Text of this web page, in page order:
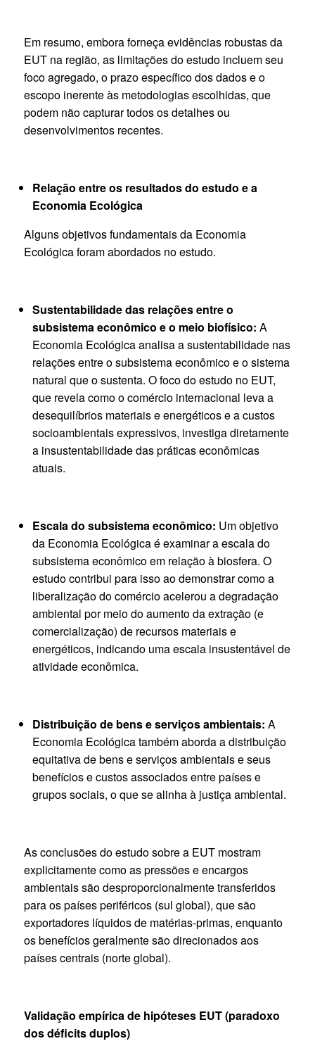
Em resumo, embora forneça evidências robustas da
EUT na região, as limitações do estudo incluem seu
foco agregado, o prazo específico dos dados e o
escopo inerente às metodologias escolhidas, que
podem não capturar todos os detalhes ou
desenvolvimentos recentes.
Relação entre os resultados do estudo e a
Economia Ecológica
Alguns objetivos fundamentais da Economia
Ecológica foram abordados no estudo.
Sustentabilidade das relações entre o
subsistema econômico e o meio biofísico: A
Economia Ecológica analisa a sustentabilidade nas
relações entre o subsistema econômico e o sistema
natural que o sustenta. O foco do estudo no EUT,
que revela como o comércio internacional leva a
desequilíbrios materiais e energéticos e a custos
socioambientais expressivos, investiga diretamente
a insustentabilidade das práticas econômicas
atuais.
Escala do subsistema econômico: Um objetivo
da Economia Ecológica é examinar a escala do
subsistema econômico em relação à biosfera. O
estudo contribui para isso ao demonstrar como a
liberalização do comércio acelerou a degradação
ambiental por meio do aumento da extração (e
comercialização) de recursos materiais e
energéticos, indicando uma escala insustentável de
atividade econômica.
Distribuição de bens e serviços ambientais: A
Economia Ecológica também aborda a distribuição
equitativa de bens e serviços ambientais e seus
benefícios e custos associados entre países e
grupos sociais, o que se alinha à justiça ambiental.
As conclusões do estudo sobre a EUT mostram
explicitamente como as pressões e encargos
ambientais são desproporcionalmente transferidos
para os países periféricos (sul global), que são
exportadores líquidos de matérias-primas, enquanto
os benefícios geralmente são direcionados aos
países centrais (norte global).
Validação empírica de hipóteses EUT (paradoxo
dos déficits duplos)